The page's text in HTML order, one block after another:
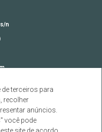
n
terceiros para
recolher
anúncios.
você pode